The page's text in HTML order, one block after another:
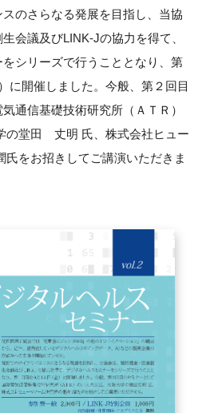
録
のさらなる発展を目指し、当協
会議及びLINK-Jの協力を得て、
シリーズで行うこととなり、第
に開催しました。今般、第２回目
通信基礎技術研究所（ＡＴＲ）
の堂田 丈明 氏、株式会社ヒュー
氏をお招きしてご講演いただきま